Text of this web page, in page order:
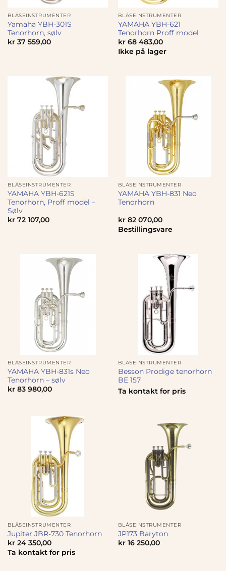
BLÅSEINSTRUMENTER
Yamaha YBH-301S
Tenorhorn, sølv
kr37 559,00
BLÅSEINSTRUMENTER
YAMAHA YBH-621
Tenorhorn Proff model
kr68 483,00
Ikke på lager
BLÅSEINSTRUMENTER
YAMAHA YBH-621S
Tenorhorn, Proff model –
Sølv
kr72 107,00
BLÅSEINSTRUMENTER
YAMAHA YBH-831 Neo
Tenorhorn
kr82 070,00
Bestillingsvare
BLÅSEINSTRUMENTER
YAMAHA YBH-831s Neo
Tenorhorn – sølv
kr83 980,00
BLÅSEINSTRUMENTER
Besson Prodige tenorhorn
BE 157
Ta kontakt for pris
BLÅSEINSTRUMENTER
Jupiter JBR-730 Tenorhorn
kr24 350,00
Ta kontakt for pris
BLÅSEINSTRUMENTER
JP173 Baryton
kr16 250,00